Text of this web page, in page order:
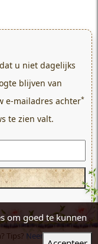
om goed te kunnen
u niet dagelijks
blijven van
e-mailadres achter*
te zien valt.
Tips? Neem contact op!